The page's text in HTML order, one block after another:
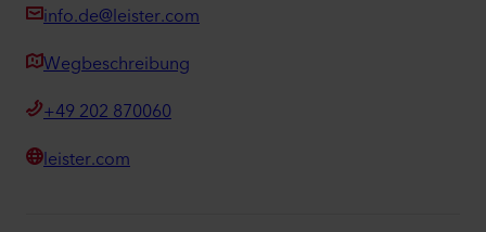
https://cdn.klarna.com/1.0/shared/content/legal/terms/0/de_d
e/privacy
https://de.linkedin.com/legal/privacy-
policy
info.de@leister.com
Wegbeschreibung
+49 202 870060
leister.com